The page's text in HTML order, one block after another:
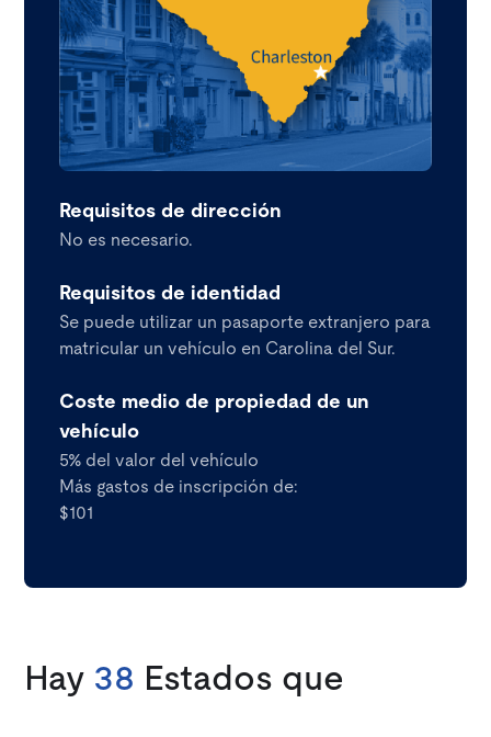
Requisitos de dirección
No es necesario.
Requisitos de identidad
Se puede utilizar un pasaporte extranjero para
matricular un vehículo en Carolina del Sur.
Coste medio de propiedad de un
vehículo
5% del valor del vehículo
Más gastos de inscripción de:
$101
Hay 38 Estados que